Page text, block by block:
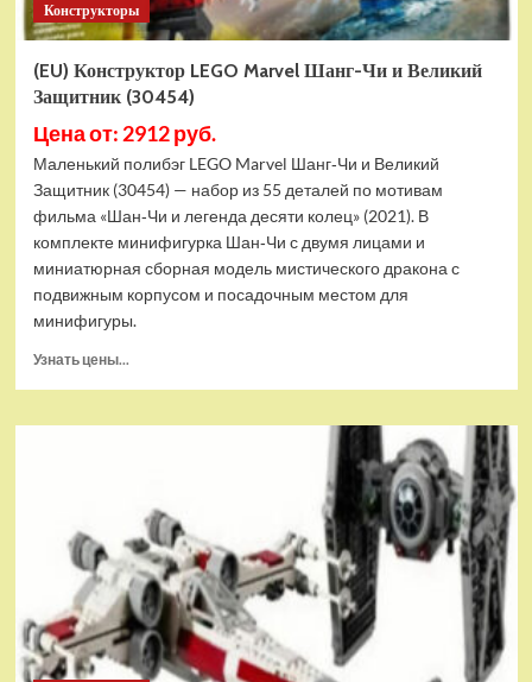
Конструкторы
(EU) Конструктор LEGO Marvel Шанг-Чи и Великий
Защитник (30454)
Цена от: 2912 руб.
Маленький полибэг LEGO Marvel Шанг‑Чи и Великий
Защитник (30454) — набор из 55 деталей по мотивам
фильма «Шан‑Чи и легенда десяти колец» (2021). В
комплекте минифигурка Шан‑Чи с двумя лицами и
миниатюрная сборная модель мистического дракона с
подвижным корпусом и посадочным местом для
минифигуры.
Узнать цены...
(EU)
Шанг-
Чи
и
Великий
Защитник
(30454)